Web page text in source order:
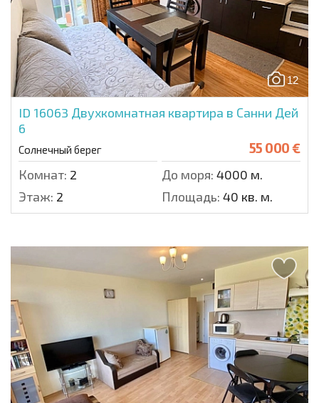
12
ID 16063 Двухкомнатная квартира в Санни Дей
6
Солнечный берег 55 000 €
Комнат: 2 До моря: 4000 м.
Этаж: 2 Площадь: 40 кв. м.